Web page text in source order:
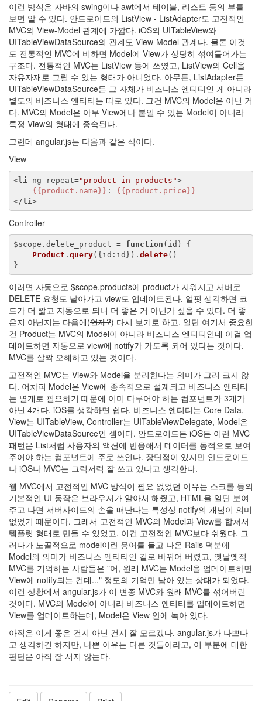
이런 방식은 자바의 swing이나 awt에서 테이블, 리스트 등의 뷰를
보면 알 수 있다. 안드로이드의 ListView - ListAdapter도 고전적인
MVC의 View-Model 관계에 가깝다. iOS의 UITableView와
UITableViewDataSource의 관계도 View-Model 관계다. 물론 이것
도 전통적인 MVC에 비하면 Model에 View가 상당히 섞여들어가는
구조다. 전통적인 MVC는 ListView 등에 쓰였고, ListView의 Cell을
자유자재로 그릴 수 있는 형태가 아니었다. 아무튼, ListAdapter든
UITableViewDataSource든 그 자체가 비즈니스 엔티티인 게 아니라
별도의 비즈니스 엔티티는 따로 있다. 그건 MVC의 Model은 아닌 거
다. MVC의 Model은 아무 View에나 붙일 수 있는 Model이 아니라
특정 View의 형태에 종속된다.
그런데 angular.js는 다음과 같은 식이다.
View
<li ng-repeat="product in products">
{{product.name}} : {{product.price}}
</li >
Controller
$scope.delete_product = function (id)
{
Product . query({id:id}) . delete()
}
이러면 자동으로 $scope.products에 product가 지워지고 서버로
DELETE 요청도 날아가고 view도 업데이트된다. 얼핏 생각하면 코
드가 더 짧고 자동으로 되니 더 좋은 거 아닌가 싶을 수 있다. 더 좋
은지 아닌지는 다음에(언제?) 다시 보기로 하고, 일단 여기서 중요한
건 Product는 MVC의 Model이 아니라 비즈니스 엔티티인데 이걸 업
데이트하면 자동으로 view에 notify가 가도록 되어 있다는 것이다.
MVC를 살짝 오해하고 있는 것이다.
고전적인 MVC는 View와 Model을 분리한다는 의미가 그리 크지 않
다. 어차피 Model은 View에 종속적으로 설계되고 비즈니스 엔티티
는 별개로 필요하기 때문에 이미 다루어야 하는 컴포넌트가 3개가
아닌 4개다. iOS를 생각하면 쉽다. 비즈니스 엔티티는 Core Data,
View는 UITableView, Controller는 UITableViewDelegate, Model은
UITableViewDataSource인 셈이다. 안드로이드든 iOS든 이런 MVC
패턴은 List처럼 사용자의 액션에 반응해서 데이터를 동적으로 보여
주어야 하는 컴포넌트에 주로 쓰인다. 장단점이 있지만 안드로이드
나 iOS나 MVC는 그럭저럭 잘 쓰고 있다고 생각한다.
웹 MVC에서 고전적인 MVC 방식이 필요 없었던 이유는 스크롤 등의
기본적인 UI 동작은 브라우저가 알아서 해줬고, HTML을 일단 보여
주고 나면 서버사이드의 손을 떠난다는 특성상 notify의 개념이 의미
없었기 때문이다. 그래서 고전적인 MVC의 Model과 View를 합쳐서
템플릿 형태로 만들 수 있었고, 이건 고전적인 MVC보다 쉬웠다. 그
러다가 노골적으로 model이란 용어를 들고 나온 Rails 덕분에
Model의 의미가 비즈니스 엔티티인 걸로 바뀌어 버렸고, 옛날옛적
MVC를 기억하는 사람들은 "어, 원래 MVC는 Model을 업데이트하면
View에 notify되는 건데..." 정도의 기억만 남아 있는 상태가 되었다.
이런 상황에서 angular.js가 이 변종 MVC와 원래 MVC를 섞어버린
것이다. MVC의 Model이 아니라 비즈니스 엔티티를 업데이트하면
View를 업데이트하는데, Model은 View 안에 녹아 있다.
아직은 이게 좋은 건지 아닌 건지 잘 모르겠다. angular.js가 나쁘다
고 생각하긴 하지만, 나쁜 이유는 다른 것들이라고, 이 부분에 대한
판단은 아직 잘 서지 않는다.